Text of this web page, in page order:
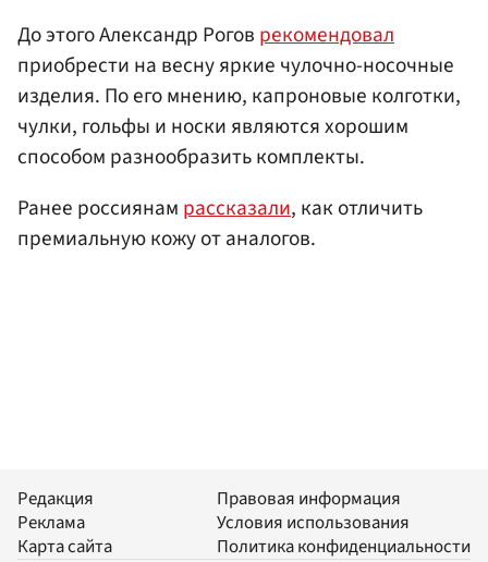
До этого Александр Рогов рекомендовал
приобрести на весну яркие чулочно-носочные
изделия. По его мнению, капроновые колготки,
чулки, гольфы и носки являются хорошим
способом разнообразить комплекты.
Ранее россиянам рассказали, как отличить
премиальную кожу от аналогов.
Редакция
Реклама
Карта сайта
Правовая информация
Условия использования
Политика конфиденциальности